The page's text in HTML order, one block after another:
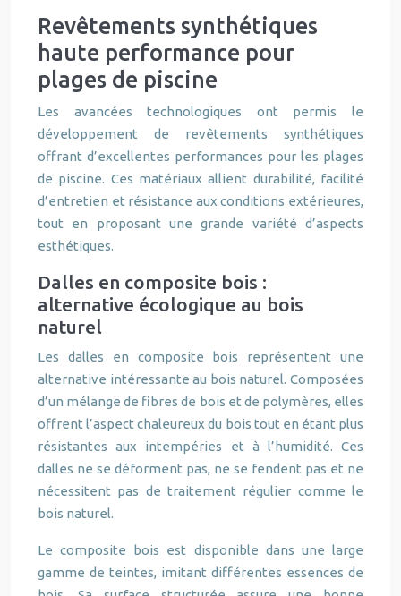
Revêtements synthétiques
haute performance pour
plages de piscine
Les avancées technologiques ont permis le
développement de revêtements synthétiques
offrant d’excellentes performances pour les plages
de piscine. Ces matériaux allient durabilité, facilité
d’entretien et résistance aux conditions extérieures,
tout en proposant une grande variété d’aspects
esthétiques.
Dalles en composite bois :
alternative écologique au bois
naturel
Les dalles en composite bois représentent une
alternative intéressante au bois naturel. Composées
d’un mélange de fibres de bois et de polymères, elles
offrent l’aspect chaleureux du bois tout en étant plus
résistantes aux intempéries et à l’humidité. Ces
dalles ne se déforment pas, ne se fendent pas et ne
nécessitent pas de traitement régulier comme le
bois naturel.
Le composite bois est disponible dans une large
gamme de teintes, imitant différentes essences de